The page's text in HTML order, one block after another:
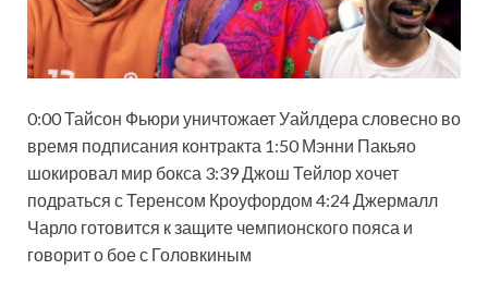
0:00 Тайсон Фьюри уничтожает Уайлдера словесно во
время подписания контракта 1:50 Мэнни Пакьяо
шокировал мир бокса 3:39 Джош Тейлор хочет
подраться с Теренсом Кроуфордом 4:24 Джермалл
Чарло готовится к защите чемпионского пояса и
говорит о бое с Головкиным